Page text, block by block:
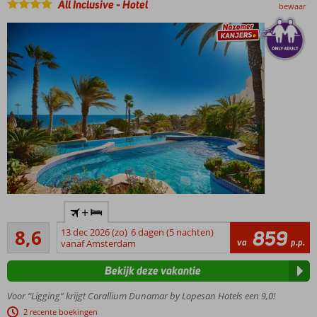
Inclusive
by
All Inclusive-Hotel bewaar
min.
leeftijd
18 jaar
kwaliteit
gaan
8,6
Aanrader
193
beoordelingen
+
13 dec 2026 (zo) 6 dagen (5 nachten)
vanaf Amsterdam
va 859 p.p.
Voor “Ligging” krijgt Corallium Dunamar by Lopesan Hotels een 9,0!
2 recente boekingen
Bekijk deze vakantie